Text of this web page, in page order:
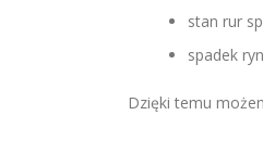
stan rur
spadek
Dzięki temu